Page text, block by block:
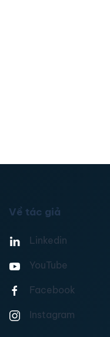
Về tác giả
Linkedin
YouTube
Facebook
Instagram